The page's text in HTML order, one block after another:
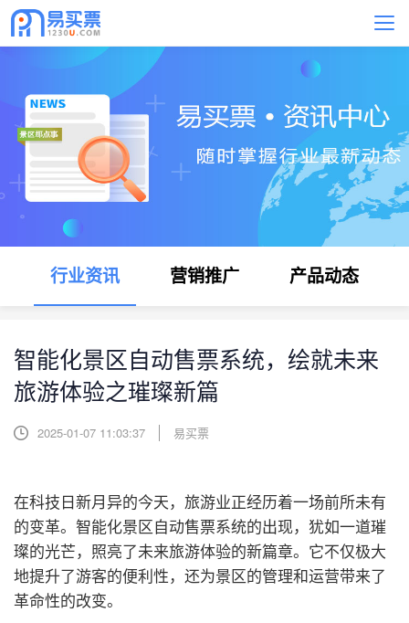
行业资讯 营销推广 产品动态
智能化景区自动售票系统，绘就未来
旅游体验之璀璨新篇
2025-01-07 11:03:37 易买票
在科技日新月异的今天，旅游业正经历着一场前所未有
的变革。智能化景区自动售票系统的出现，犹如一道璀
璨的光芒，照亮了未来旅游体验的新篇章。它不仅极大
地提升了游客的便利性，还为景区的管理和运营带来了
革命性的改变。